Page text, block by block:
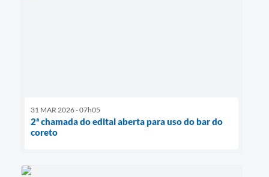
31 MAR 2026 - 07h05
2ª chamada do edital aberta para uso do bar do
coreto